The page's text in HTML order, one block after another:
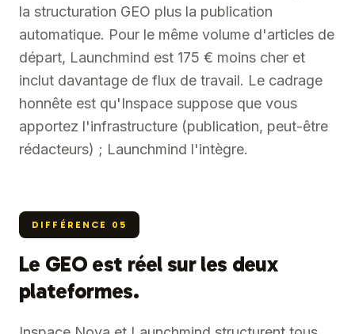
la structuration GEO plus la publication
automatique. Pour le même volume d'articles de
départ, Launchmind est 175 € moins cher et
inclut davantage de flux de travail. Le cadrage
honnête est qu'Inspace suppose que vous
apportez l'infrastructure (publication, peut-être
rédacteurs) ; Launchmind l'intègre.
DIFFÉRENCE 05
Le GEO est réel sur les deux
plateformes.